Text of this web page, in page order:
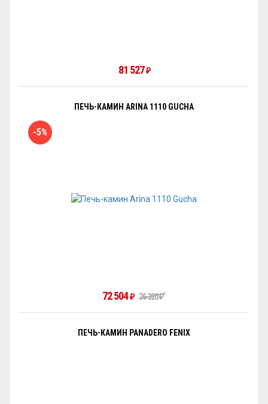
81 527₽
ПЕЧЬ-КАМИН ARINA 1110 GUCHA
-5%
72 504₽ 76 320₽
ПЕЧЬ-КАМИН PANADERO FENIX